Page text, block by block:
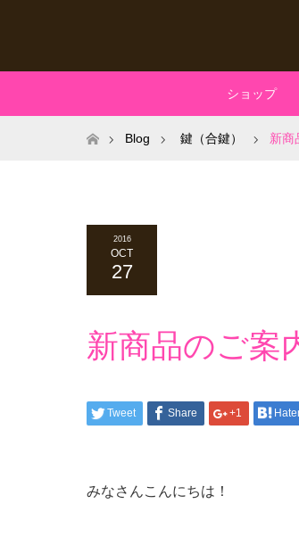
ショップ
ホームBlog 鍵（合鍵） 新商
2016
OCT
27
新商品のご案
Tweet Share +1
みなさんこんにちは！